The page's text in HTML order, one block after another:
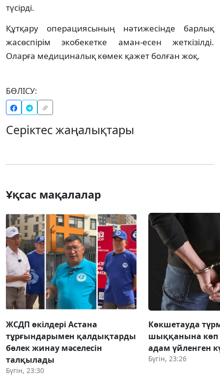
түсірді.
Құтқару операциясының нәтижесінде барлық
жасөспірім экобекетке аман-есен жеткізілді.
Оларға медициналық көмек қажет болған жоқ.
БӨЛІСУ:
Серіктес жаңалықтары
Ұқсас мақалалар
ЖСДП өкілдері Астана
тұрғындарымен қалдықтарды
бөлек жинау мәселесін
талқылады
Бүгін, 23:30
Көкшетауда
шыққанына көп
адам үйленген
Бүгін, 23:26